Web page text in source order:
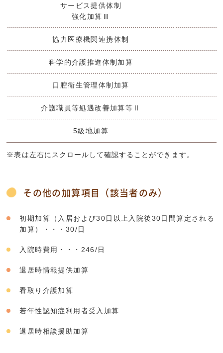
サービス提供体制
強化加算Ⅲ
協力医療機関連携体制
科学的介護推進体制加算
口腔衛生管理体制加算
介護職員等処遇改善加算等Ⅱ
5級地加算
※表は左右にスクロールして確認することができます。
その他の加算項目（該当者のみ）
初期加算（入居および30日以上入院後30日間算定される
加算）・・・30/日
入院時費用・・・246/日
退居時情報提供加算
看取り介護加算
若年性認知症利用者受入加算
退居時相談援助加算